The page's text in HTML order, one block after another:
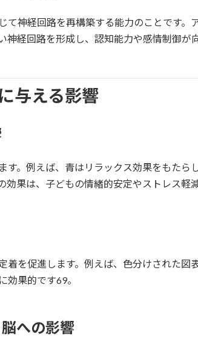
て神経回路を再構築する能力のことです。
神経回路を形成し、認知能力や感情制御が
与える影響
す。例えば、青はリラックス効果をもたら
効果は、子どもの情緒的安定やストレス軽
着を促進します。例えば、色分けされた図
効果的です69。
への影響